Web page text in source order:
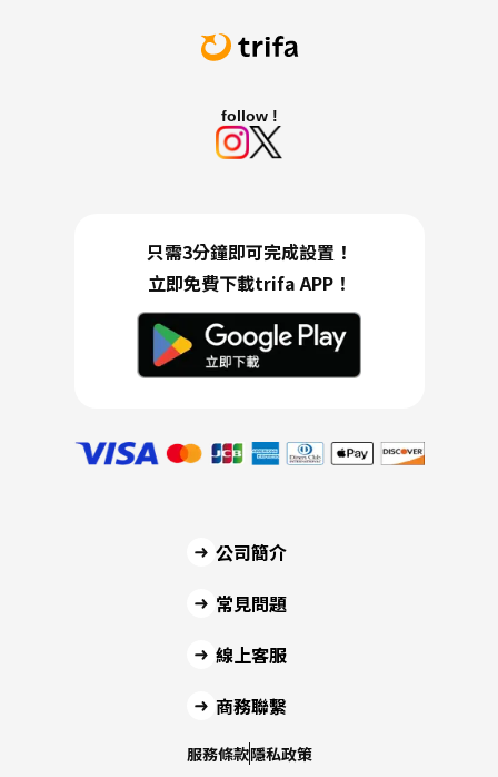
follow !
只需3分鐘即可完成設置！
立即免費下載trifa APP！
公司簡介
常見問題
線上客服
商務聯繫
服務條款隱私政策